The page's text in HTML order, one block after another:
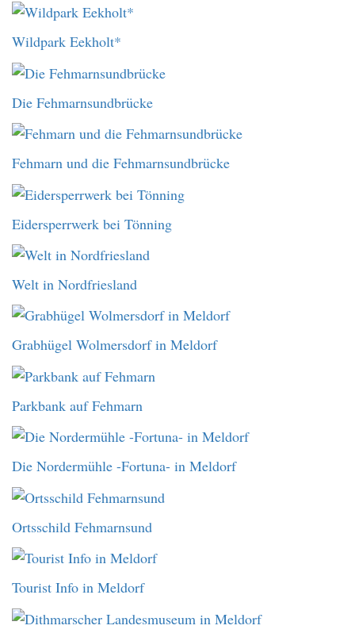
Wildpark Eekholt*
Die Fehmarnsundbrücke
Fehmarn und die Fehmarnsundbrücke
Eidersperrwerk bei Tönning
Welt in Nordfriesland
Grabhügel Wolmersdorf in Meldorf
Parkbank auf Fehmarn
Die Nordermühle -Fortuna- in Meldorf
Ortsschild Fehmarnsund
Tourist Info in Meldorf